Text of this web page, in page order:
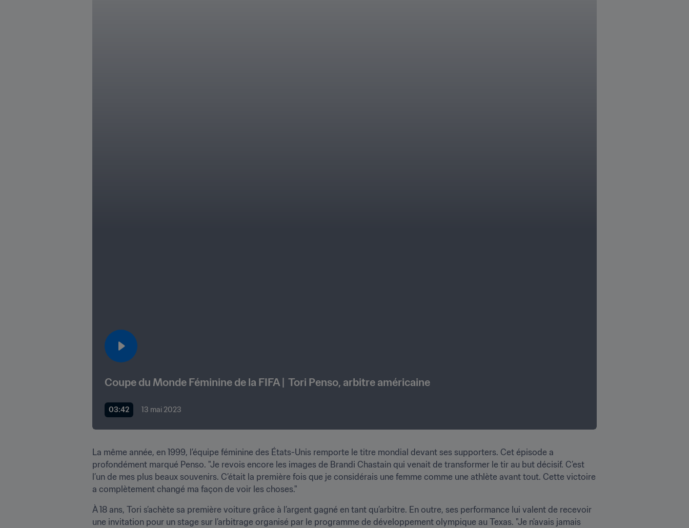
Coupe du Monde Féminine de la FIFA |  Tori Penso, arbitre américaine
03:42 13 mai 2023
La même année, en 1999, l’équipe féminine des États-Unis remporte le titre mondial devant ses supporters. Cet épisode a
profondément marqué Penso. "Je revois encore les images de Brandi Chastain qui venait de transformer le tir au but décisif. C’est
l’un de mes plus beaux souvenirs. C’était la première fois que je considérais une femme comme une athlète avant tout. Cette victoire
a complètement changé ma façon de voir les choses."
À 18 ans, Tori s’achète sa première voiture grâce à l’argent gagné en tant qu’arbitre. En outre, ses performance lui valent de recevoir
une invitation pour un stage sur l’arbitrage organisé par le programme de développement olympique au Texas. "Je n'avais jamais